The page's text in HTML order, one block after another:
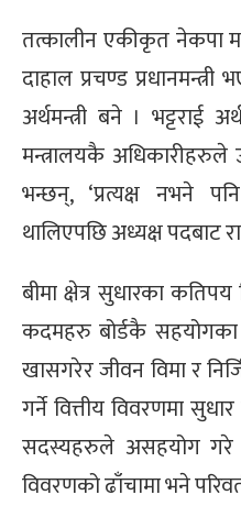
तत्कालीन एकीकृत नेकपा
दाहाल प्रचण्ड प्रधानमन्त्री
अर्थमन्त्री बने । भट्टराई
मन्त्रालयकै
भन्छन्, ‘प्रत्यक्ष नभने
थालिएपछि अध्यक्ष पदबाट
बीमा क्षेत्र सुधारका
कदमहरु बोर्डकै
खासगरेर जीवन विमा र
गर्ने वित्तीय विवरणमा सुधार
सदस्यहरुले असहयोग गरे ।
विवरणको ढाँचामा भने